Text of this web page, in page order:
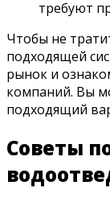
требуют
Чтобы не
подходящей
рынок и
компаний. Вы
подходящий
Советы